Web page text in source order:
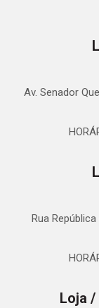
Av. Senador
Rua
Loja